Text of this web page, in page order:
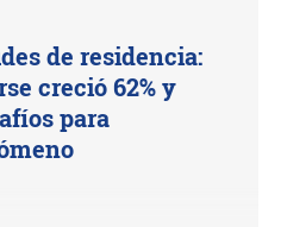
de residencia:
creció 62% y
para